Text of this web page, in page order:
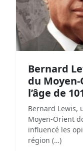
Bernard
du
l’âge de
Bernard Lewis,
Moyen-Orient
influencé les
région (…)